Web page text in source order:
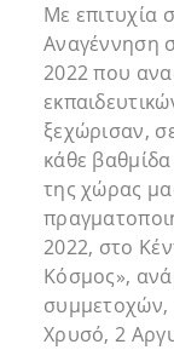
Με επιτυχία
Αναγέννηση
2022 που
ξεχώρισαν,
κάθε
της χώρας
2022, στο
Κόσμος»,
συμμετοχών,
Χρυσό, 2